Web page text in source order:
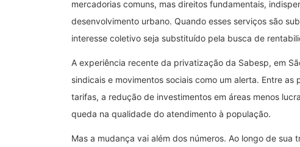
mercadorias comuns, mas direitos fundamentais,
desenvolvimento urbano. Quando esses serviços são
interesse coletivo seja substituído pela busca de
A experiência recente da privatização da Sabesp, em
sindicais e movimentos sociais como um alerta. Entre
tarifas, a redução de investimentos em áreas menos
queda na qualidade do atendimento à população.
Mas a mudança vai além dos números. Ao longo de